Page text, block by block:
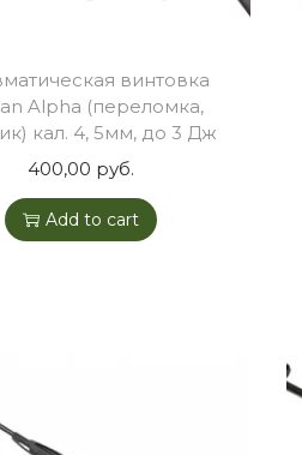
винтовка
Alpha (переломка,
кал. 4, 5мм, до 3 Дж
400,00 руб.
Add to cart